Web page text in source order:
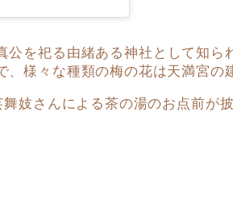
公を祀る由緒ある神社として知
様々な種類の梅の花は天満宮の
妓さんによる茶の湯のお点前が